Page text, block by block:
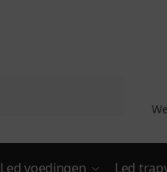
Led voedingen Led